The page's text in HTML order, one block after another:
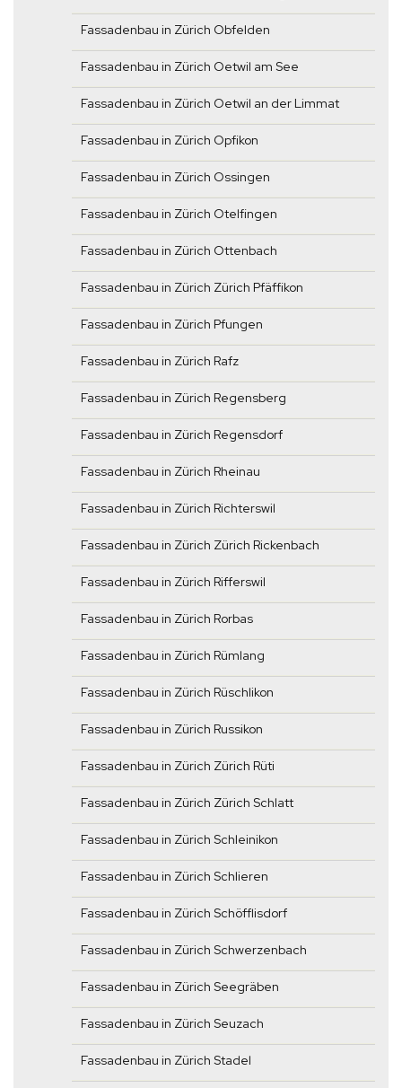
Fassadenbau in Zürich Obfelden
Fassadenbau in Zürich Oetwil am See
Fassadenbau in Zürich Oetwil an der Limmat
Fassadenbau in Zürich Opfikon
Fassadenbau in Zürich Ossingen
Fassadenbau in Zürich Otelfingen
Fassadenbau in Zürich Ottenbach
Fassadenbau in Zürich Zürich Pfäffikon
Fassadenbau in Zürich Pfungen
Fassadenbau in Zürich Rafz
Fassadenbau in Zürich Regensberg
Fassadenbau in Zürich Regensdorf
Fassadenbau in Zürich Rheinau
Fassadenbau in Zürich Richterswil
Fassadenbau in Zürich Zürich Rickenbach
Fassadenbau in Zürich Rifferswil
Fassadenbau in Zürich Rorbas
Fassadenbau in Zürich Rümlang
Fassadenbau in Zürich Rüschlikon
Fassadenbau in Zürich Russikon
Fassadenbau in Zürich Zürich Rüti
Fassadenbau in Zürich Zürich Schlatt
Fassadenbau in Zürich Schleinikon
Fassadenbau in Zürich Schlieren
Fassadenbau in Zürich Schöfflisdorf
Fassadenbau in Zürich Schwerzenbach
Fassadenbau in Zürich Seegräben
Fassadenbau in Zürich Seuzach
Fassadenbau in Zürich Stadel